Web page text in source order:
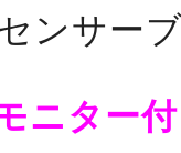
ンサー
ニター